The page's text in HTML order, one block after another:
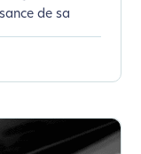
dans son Mode
et vous
de
de sa